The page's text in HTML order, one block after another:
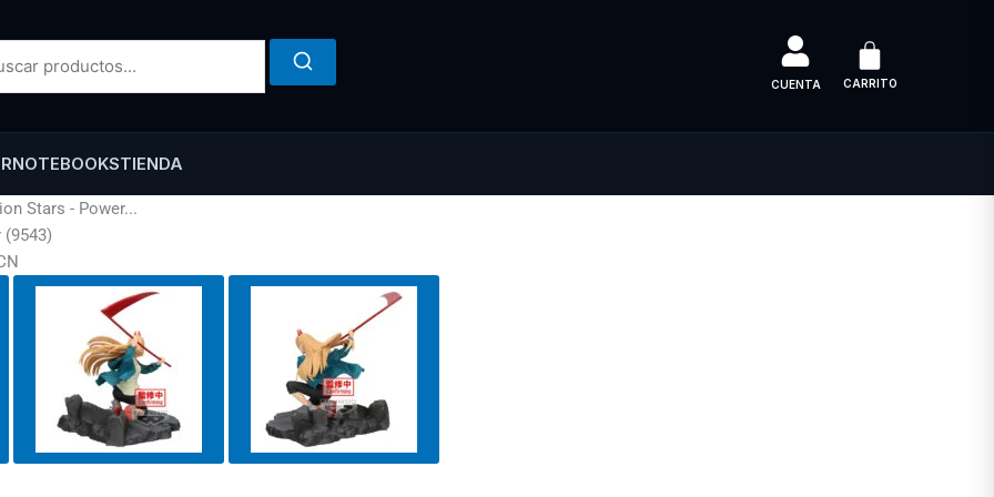
CUENTA CARRITO
NOTEBOOKSTIENDA
Stars - Power...